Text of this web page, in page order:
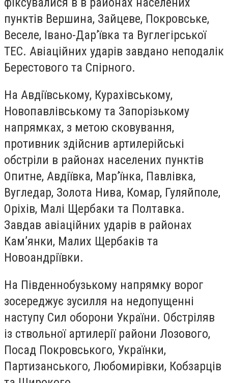
пунктів Вершина, Зайцеве, Покровське,
Веселе, Івано-Дар’ївка та Вуглегірської
ТЕС. Авіаційних ударів завдано неподалік
Берестового та Спірного.
На Авдіївському, Курахівському,
Новопавлівському та Запорізькому
напрямках, з метою сковування,
противник здійснив артилерійські
обстріли в районах населених пунктів
Опитне, Авдіївка, Мар’їнка, Павлівка,
Вугледар, Золота Нива, Комар, Гуляйполе,
Оріхів, Малі Щербаки та Полтавка.
Завдав авіаційних ударів в районах
Кам’янки, Малих Щербаків та
Новоандріївки.
На Південнобузькому напрямку ворог
зосереджує зусилля на недопущенні
наступу Сил оборони України. Обстріляв
із ствольної артилерії райони Лозового,
Посад Покровського, Українки,
Партизанського, Любомирівки, Кобзарців